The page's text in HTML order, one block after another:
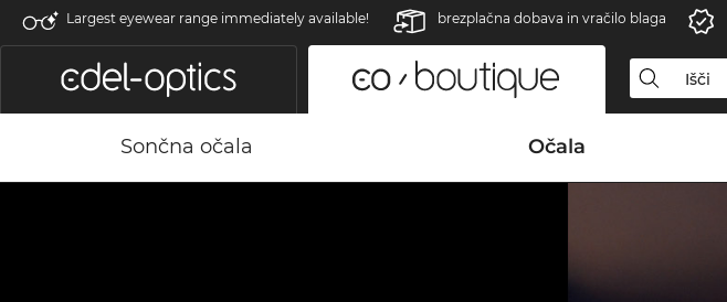
Largest eyewear range immediately available! brezplačna dobava in vračilo blaga
Sončna očala Očala